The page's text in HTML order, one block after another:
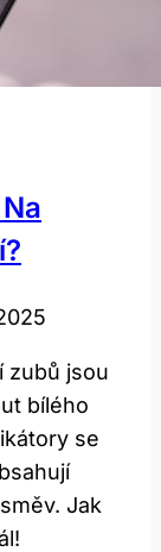
zubů jsou
bílého
se
Jak